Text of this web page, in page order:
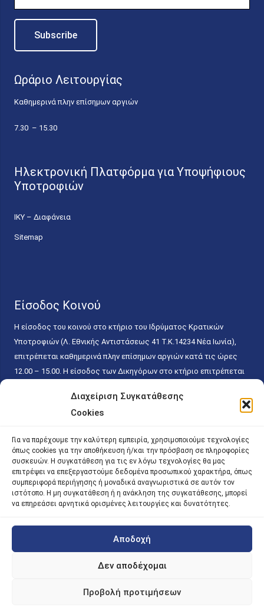
Διαχείριση Συγκατάθεσης
Cookies
Για να παρέχουμε την καλύτερη εμπειρία, χρησιμοποιούμε τεχνολογίες
όπως cookies για την αποθήκευση ή/και την πρόσβαση σε πληροφορίες
συσκευών. Η συγκατάθεση για τις εν λόγω τεχνολογίες θα μας
επιτρέψει να επεξεργαστούμε δεδομένα προσωπικού χαρακτήρα, όπως
συμπεριφορά περιήγησης ή μοναδικά αναγνωριστικά σε αυτόν τον
ιστότοπο. Η μη συγκατάθεση ή η ανάκληση της συγκατάθεσης, μπορεί
να επηρεάσει αρνητικά ορισμένες λειτουργίες και δυνατότητες.
Αποδοχή
Δεν αποδέχομαι
Προβολή προτιμήσεων
Ωράριο Λειτουργίας
Καθημερινά πλην επίσημων αργιών
7.30 – 15.30
Ηλεκτρονική Πλατφόρμα για Υποψήφιους
Υποτροφιών
ΙΚΥ – Διαφάνεια
Sitemap
Είσοδος Κοινού
Η είσοδος του κοινού στο κτήριο του Ιδρύματος Κρατικών
Υποτροφιών (Λ. Εθνικής Αντιστάσεως 41 T.K.14234 Νέα Ιωνία),
επιτρέπεται καθημερινά πλην επίσημων αργιών κατά τις ώρες
12.00 – 15.00. Η είσοδος των Δικηγόρων στο κτήριο επιτρέπεται
κάθε εργάσιμη ημέρα και ώρα χωρίς κανέναν χρονικό ή άλλο
περιορισμό. Η είσοδος του κοινού ειδικά στο γραφείο του
15.00. Η εξυπηρέτηση του κοινού πραγματοποιείται βάσει των
παγίων ισχυουσών διατάξεων. Για την αποφυγή συνωστισμού
εντός του εσωτερικού χώρου εξυπηρέτησης και αναμονής του
κοινού, η εξυπηρέτησή του δύναται να πραγματοποιείται κατόπιν
προγραμματισμένου ραντεβού.
| iky.gr | All Rights Reserved
Designed and Developed by ACM Digital